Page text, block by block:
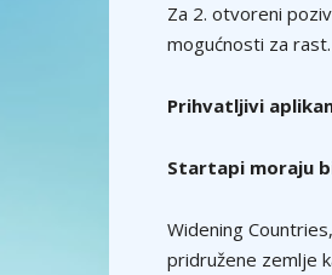
Za 2. otvoreni
mogućnosti za rast.
Prihvatljivi
Startapi moraju
Widening
pridružene zemlje